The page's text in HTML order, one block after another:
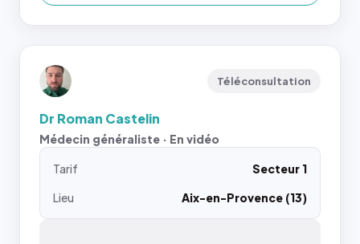
Téléconsultation
Dr Roman Castelin
Médecin généraliste · En vidéo
Tarif
Secteur 1
Lieu
Aix-en-Provence (13)